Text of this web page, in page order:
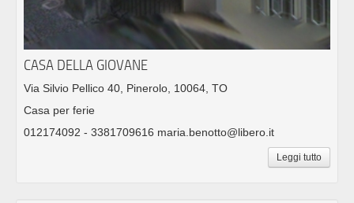
CASA DELLA GIOVANE
Via Silvio Pellico 40, Pinerolo, 10064, TO
Casa per ferie
012174092 - 3381709616 maria.benotto@libero.it
Leggi tutto